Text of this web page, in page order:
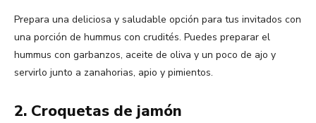
Prepara una deliciosa y saludable opción para tus invitados con
una porción de hummus con crudités. Puedes preparar el
hummus con garbanzos, aceite de oliva y un poco de ajo y
servirlo junto a zanahorias, apio y pimientos.
2. Croquetas de jamón